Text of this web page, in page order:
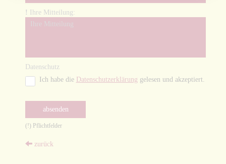
! Ihre Mitteilung:
Datenschutz
Ich habe die Datenschutzerklärung gelesen und akzeptiert.
absenden
(!) Pflichtfelder
zurück